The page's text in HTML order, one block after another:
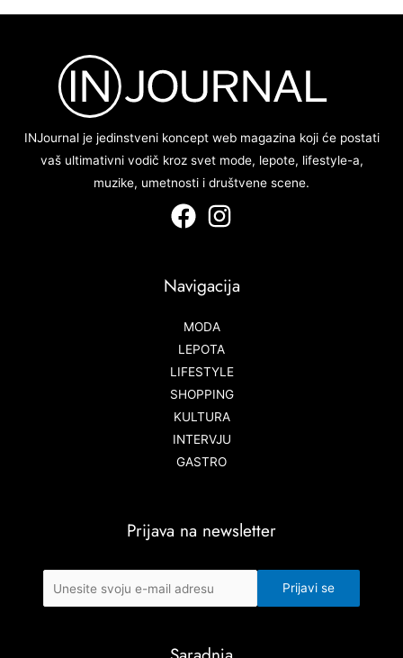
INJournal je jedinstveni koncept web magazina koji će postati
vaš ultimativni vodič kroz svet mode, lepote, lifestyle-a,
muzike, umetnosti i društvene scene.
Navigacija
MODA
LEPOTA
LIFESTYLE
SHOPPING
KULTURA
INTERVJU
GASTRO
Prijava na newsletter